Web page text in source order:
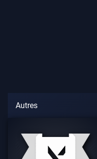
Autres